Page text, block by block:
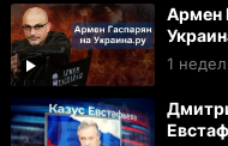
Армен
1